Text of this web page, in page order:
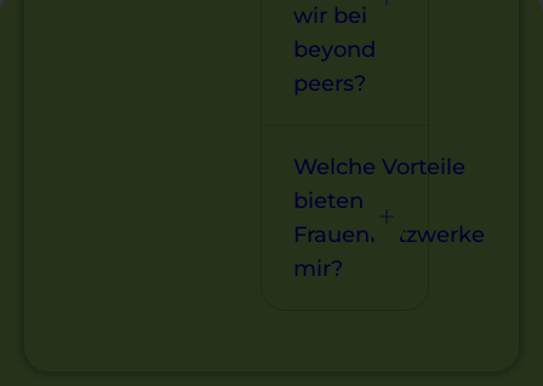
wir bei
beyond
peers?
Welche Vorteile
bieten
Frauennetzwerke
mir?